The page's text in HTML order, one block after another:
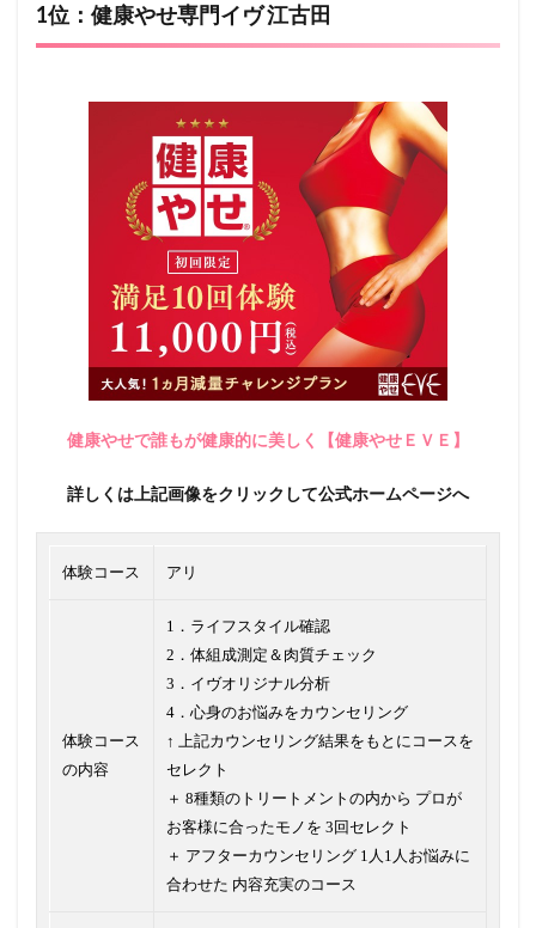
1位：健康やせ専門イヴ 江古田
健康やせで誰もが健康的に美しく【健康やせＥＶＥ】
詳しくは上記画像をクリックして公式ホームページへ
体験コース アリ
体験コース
の内容
1．ライフスタイル確認
2．体組成測定＆肉質チェック
3．イヴオリジナル分析
4．心身のお悩みをカウンセリング
↑ 上記カウンセリング結果をもとにコースを
セレクト
＋ 8種類のトリートメントの内から プロが
お客様に合ったモノを 3回セレクト
＋ アフターカウンセリング 1人1人お悩みに
合わせた 内容充実のコース